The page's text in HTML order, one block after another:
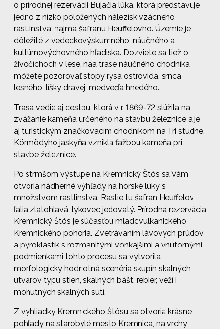
o prírodnej rezervácii Bujačia lúka, ktorá predstavuje
jedno z nízko položených nálezísk vzácneho
rastlinstva, najmä šafranu Heuffelovho. Územie je
dôležité z vedeckovýskumného, náučného a
kultúrnovýchovného hľadiska. Dozviete sa tiež o
živočíchoch v lese, naa trase náučného chodníka
môžete pozorovať stopy rysa ostrovida, srnca
lesného, líšky dravej, medveďa hnedého.
Trasa vedie aj cestou, ktorá v r. 1869-72 slúžila na
zvážanie kameňa určeného na stavbu železnice a je
aj turistickým značkovacím chodníkom na Tri studne.
Körmödyho jaskyňa vznikla ťažbou kameňa pri
stavbe železnice.
Po strmšom výstupe na Kremnický Štós sa Vám
otvoria nádherné výhľady na horské lúky s
množstvom rastlinstva. Rastie tu šafran Heuffelov,
ľalia zlatohlavá, lykovec jedovatý. Prírodná rezervácia
Kremnický Štós je súčasťou mladovulkanického
Kremnického pohoria. Zvetrávaním lávových prúdov
a pyroklastík s rozmanitými vonkajšími a vnútornými
podmienkami tohto procesu sa vytvorila
morfologicky hodnotná scenéria skupín skalných
útvarov typu stien, skalných bášt, rebier, veží i
mohutných skalných sutí.
Z vyhliadky Kremnického Štósu sa otvoria krásne
pohľady na starobylé mesto Kremnica, na vrchy